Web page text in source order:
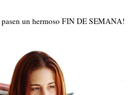
un hermoso FIN DE SEMANA!